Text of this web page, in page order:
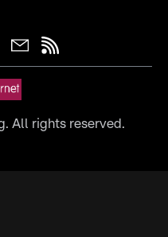
All rights reserved.